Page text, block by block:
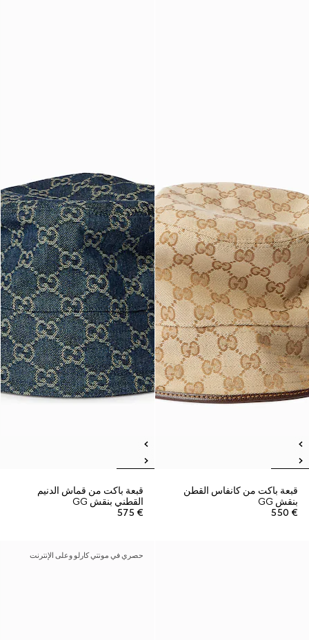
قبعة باكت من كانفاس القطن
بنقش GG
€ 550
قبعة باكت من قماش الدنيم
القطني بنقش GG
€ 575
حصري في مونتي كارلو وعلى الإنترنت